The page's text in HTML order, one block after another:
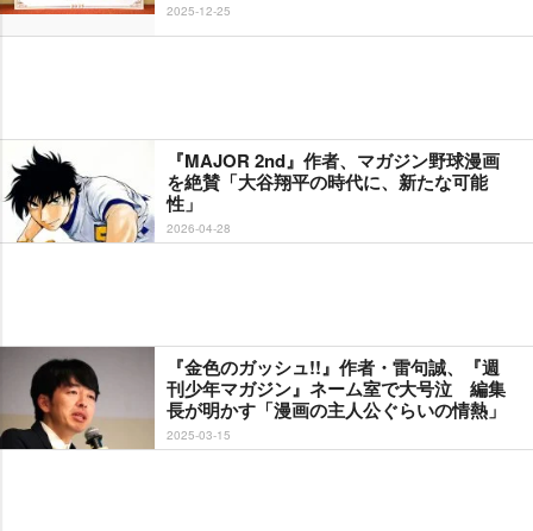
2025-12-25
『MAJOR 2nd』作者、マガジン野球漫画
を絶賛「大谷翔平の時代に、新たな可能
性」
2026-04-28
『金色のガッシュ!!』作者・雷句誠、『週
刊少年マガジン』ネーム室で大号泣 編集
長が明かす「漫画の主人公ぐらいの情熱」
2025-03-15